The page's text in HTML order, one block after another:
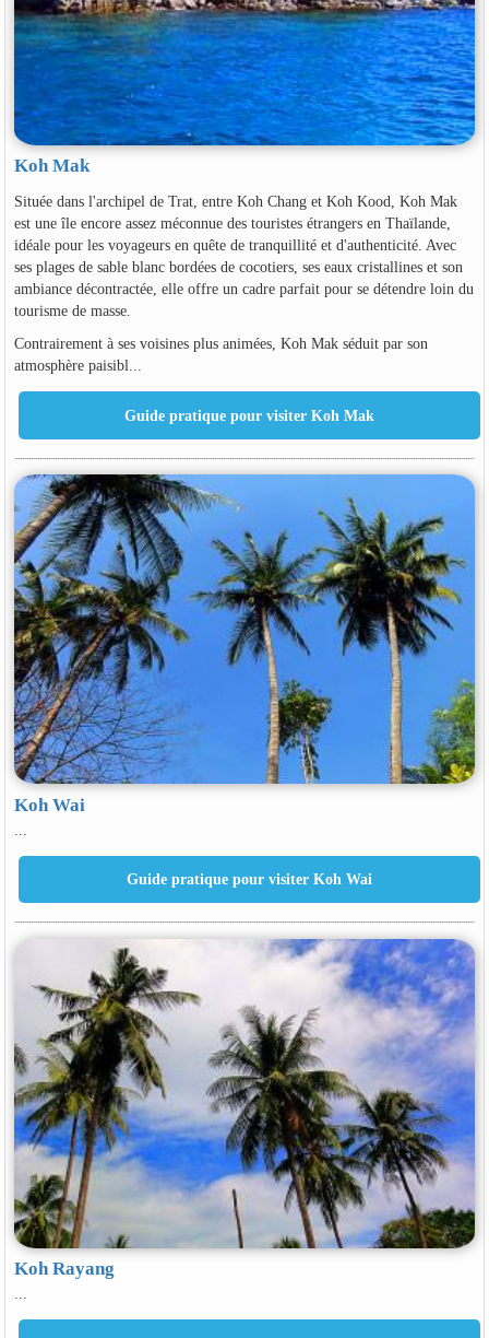
Koh Mak
Située dans l'archipel de Trat, entre Koh Chang et Koh Kood, Koh Mak
est une île encore assez méconnue des touristes étrangers en Thaïlande,
idéale pour les voyageurs en quête de tranquillité et d'authenticité. Avec
ses plages de sable blanc bordées de cocotiers, ses eaux cristallines et son
ambiance décontractée, elle offre un cadre parfait pour se détendre loin du
tourisme de masse.
Contrairement à ses voisines plus animées, Koh Mak séduit par son
atmosphère paisibl...
Koh Wai
Koh Rayang
...